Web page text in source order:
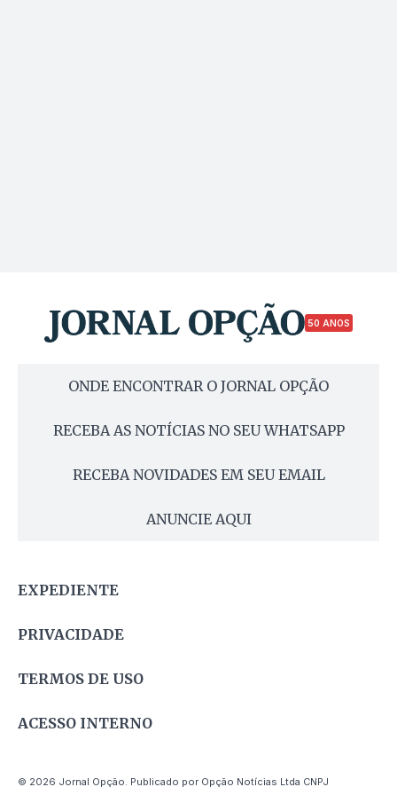
50 ANOS
ONDE ENCONTRAR O JORNAL OPÇÃO
RECEBA AS NOTÍCIAS NO SEU WHATSAPP
RECEBA NOVIDADES EM SEU EMAIL
ANUNCIE AQUI
EXPEDIENTE
PRIVACIDADE
TERMOS DE USO
ACESSO INTERNO
© 2026 Jornal Opção. Publicado por Opção Notícias Ltda CNPJ